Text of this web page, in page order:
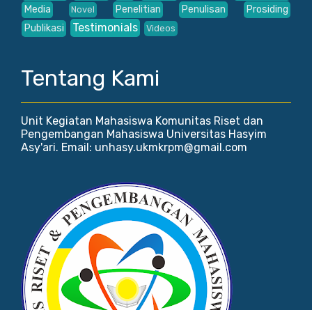
Media Novel Penelitian Penulisan
Prosiding
Publikasi
Testimonials Videos
Tentang Kami
Unit Kegiatan Mahasiswa Komunitas Riset dan
Pengembangan Mahasiswa Universitas Hasyim
Asy'ari. Email: unhasy.ukmkrpm@gmail.com